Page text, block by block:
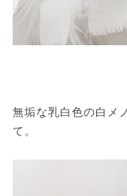
無垢な乳白色の白メ
て。